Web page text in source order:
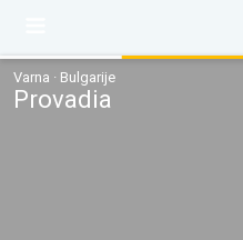
Varna · Bulgarije
Provadia